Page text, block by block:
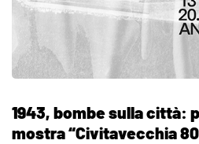
1943, bombe sulla città:
mostra “Civitavecchia